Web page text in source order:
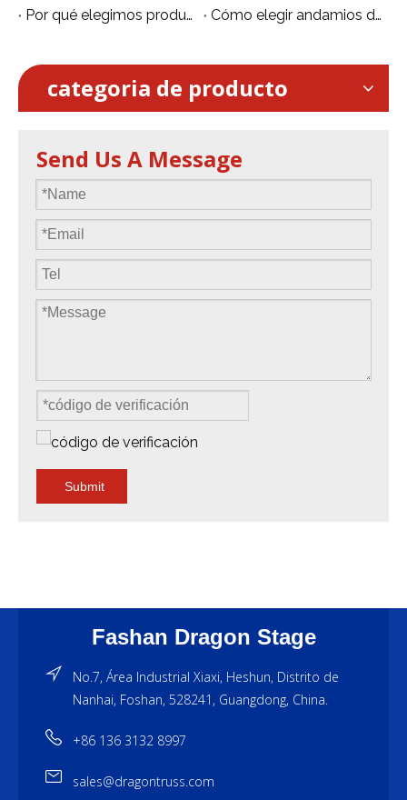
Por qué elegimos producir andamios de aluminio
Cómo elegir andamios de aluminio
categoria de producto
Send Us A Message
Submit
Fashan Dragon Stage
No.7, Área Industrial Xiaxi, Heshun, Distrito de
Nanhai, Foshan, 528241, Guangdong, China.
+86 136 3132 8997
sales@dragontruss.com